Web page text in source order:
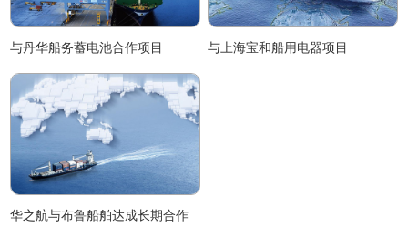
与丹华船务蓄电池合作项目 与上海宝和船用电器项目
华之航与布鲁船舶达成长期合作